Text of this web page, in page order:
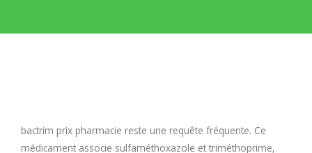
H
bactrim prix pharmacie reste une requête fréquente. Ce
médicament associe sulfaméthoxazole et triméthoprime,